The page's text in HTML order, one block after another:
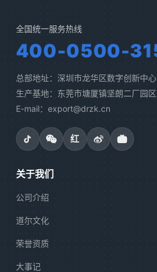
全国统一服务热线
400-0500-
总部地址：深圳市龙华区数字创新中
生产基地：东莞市塘厦镇坚朗二厂园
E-mail：export@drzk.cn
红
关于我们
公司介绍
道尔文化
荣誉资质
大事记